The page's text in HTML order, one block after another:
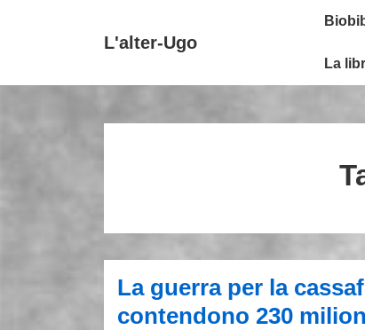
contenuto
L'alter-Ugo
Menu
La
La guerra per la
contendono 230